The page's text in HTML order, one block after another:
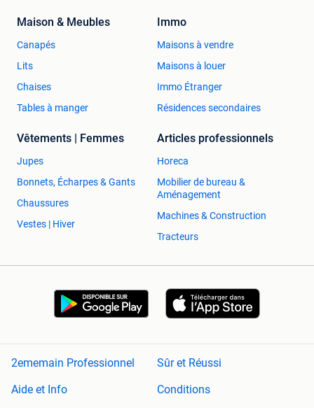
Maison & Meubles
Canapés
Lits
Chaises
Tables à manger
Immo
Maisons à vendre
Maisons à louer
Immo Étranger
Résidences secondaires
Vêtements | Femmes
Jupes
Bonnets, Écharpes & Gants
Chaussures
Vestes | Hiver
Articles professionnels
Horeca
Mobilier de bureau &
Aménagement
Machines & Construction
Tracteurs
2ememain Professionnel
Sûr et Réussi
Aide et Info
Conditions